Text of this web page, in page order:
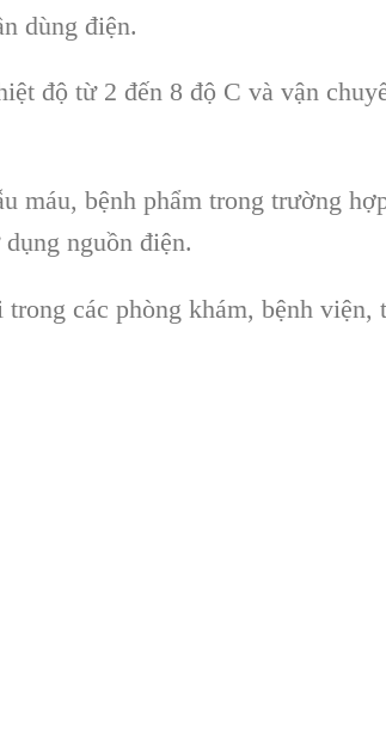
dùng điện.
độ từ 2 đến 8 độ C và vận
máu, bệnh phẩm trong trường
nguồn điện.
các phòng khám, bệnh viện,